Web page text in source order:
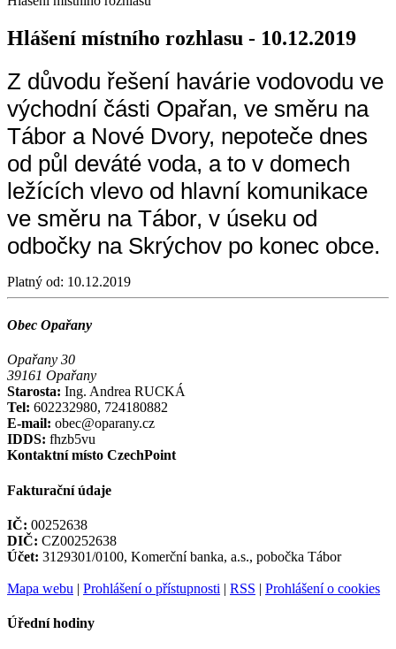
Hlášení místního rozhlasu - 10.12.2019
Z důvodu řešení havárie vodovodu ve
východní části Opařan, ve směru na
Tábor a Nové Dvory, nepoteče dnes
od půl deváté voda, a to v domech
ležících vlevo od hlavní komunikace
ve směru na Tábor, v úseku od
odbočky na Skrýchov po konec obce.
Platný od: 10.12.2019
Obec Opařany
Opařany 30
39161 Opařany
Starosta: Ing. Andrea RUCKÁ
Tel: 602232980, 724180882
E-mail: obec@oparany.cz
IDDS: fhzb5vu
Kontaktní místo CzechPoint
Fakturační údaje
IČ: 00252638
DIČ: CZ00252638
Účet: 3129301/0100, Komerční banka, a.s., pobočka Tábor
Mapa webu | Prohlášení o přístupnosti | RSS | Prohlášení o cookies
Úřední hodiny